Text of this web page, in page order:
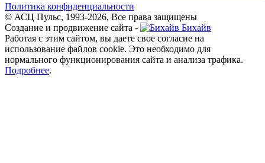
Политика конфиденциальности
© АСЦ Пульс, 1993-2026, Все права защищены
Создание и продвижение сайта -
Бихайв
Работая с этим сайтом, вы даете свое согласие на
использование файлов cookie. Это необходимо для
нормального функционирования сайта и анализа трафика.
Подробнее.